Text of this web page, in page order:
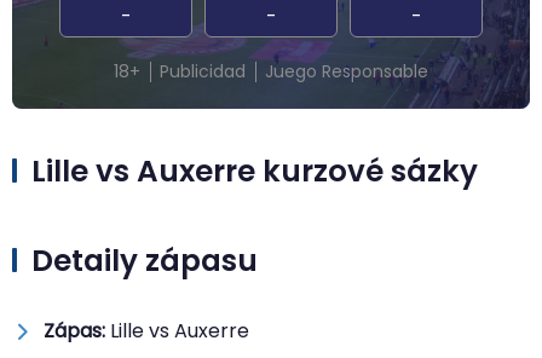
- - -
18+ Publicidad Juego Responsable
Lille vs Auxerre kurzové sázky
Detaily zápasu
Zápas: Lille vs Auxerre